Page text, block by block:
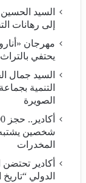
السيد
إلى رهانات
مهرجان
يحتفي
السيد جمال
التنمية
الصويرة
شخصين يشتبه
المخدرات
أكادير
الدولي